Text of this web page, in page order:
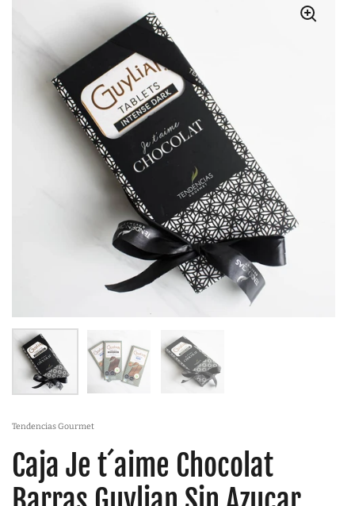
Tendencias Gourmet
Caja Je t´aime Chocolat